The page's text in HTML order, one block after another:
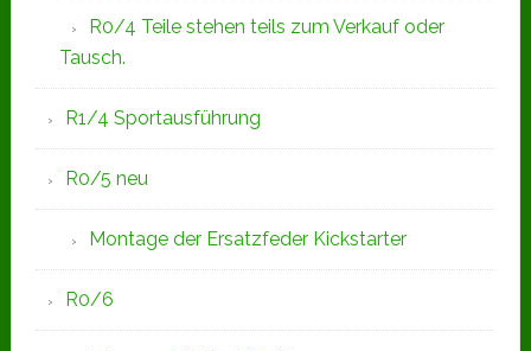
R0/4 Teile stehen teils zum Verkauf oder
Tausch.
R1/4 Sportausführung
R0/5 neu
Montage der Ersatzfeder Kickstarter
R0/6